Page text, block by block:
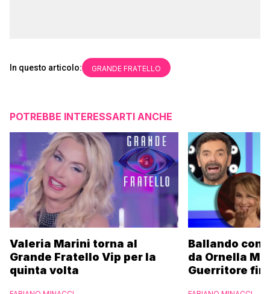
In questo articolo: GRANDE FRATELLO
POTREBBE INTERESSARTI ANCHE
Valeria Marini torna al
Grande Fratello Vip per la
quinta volta
Ballando con
da Ornella
Guerritore